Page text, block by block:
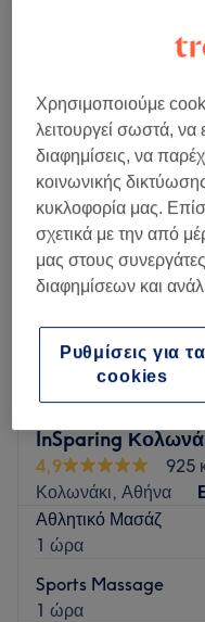
Περισσότερα για
Δευτέρα
Τρίτη
Τετάρτη
Πέμπτη
Παρασκευή
Σάββατο
Κυριακή
💆‍♂️ Professional
🏋️‍♂️ Muscle care •
Στο AV Massage
όπου όλοι μπορούν να
χαλάρωση, με ποιότητα
InSparing
4,9
925
Κολωνάκι, Αθήνα
Αθλητικό Μασάζ
1 ώρα
Sports Massage
1 ώρα
Χρησιμοποιούμε
λειτουργεί σωστά, να
διαφημίσεις, να
κοινωνικής
κυκλοφορία μας.
σχετικά με την από
μας στους
διαφημίσεων και
Ρυθμίσεις για τα
cookies